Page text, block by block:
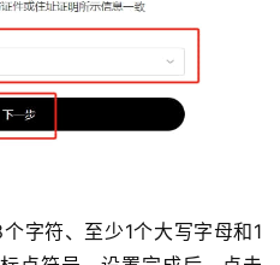
字符、至少1个大写字母和1